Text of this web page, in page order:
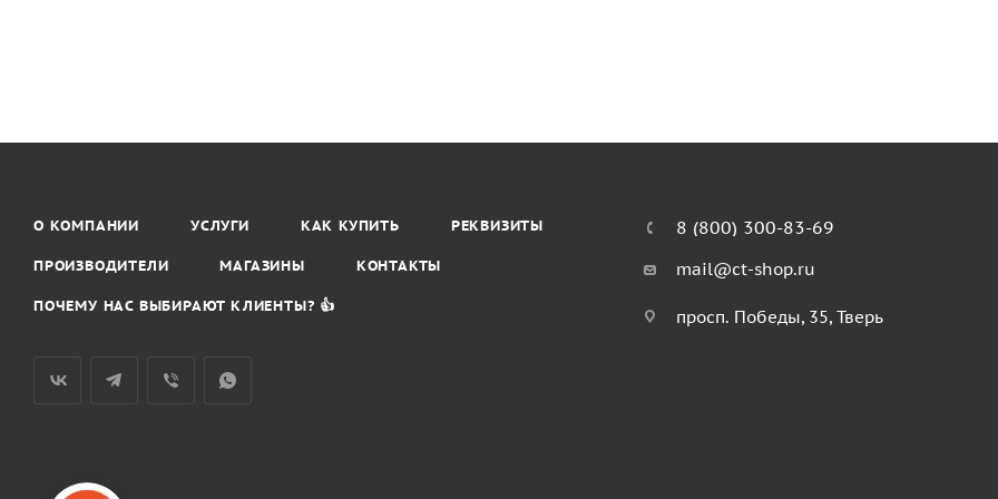
О КОМПАНИИ УСЛУГИ КАК КУПИТЬ РЕКВИЗИТЫ
ПРОИЗВОДИТЕЛИ МАГАЗИНЫ КОНТАКТЫ
ПОЧЕМУ НАС ВЫБИРАЮТ КЛИЕНТЫ? 👍
8 (800) 300-83-69
mail@ct-shop.ru
просп. Победы, 35, Тверь